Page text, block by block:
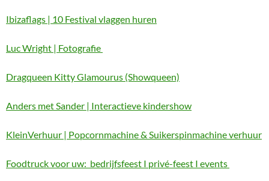
Ibizaflags | 10 Festival vlaggen huren
Luc Wright | Fotografie
Dragqueen Kitty Glamourus (Showqueen)
Anders met Sander | Interactieve kindershow
KleinVerhuur | Popcornmachine & Suikerspinmachine verhuur
Foodtruck voor uw: bedrijfsfeest I privé-feest I events